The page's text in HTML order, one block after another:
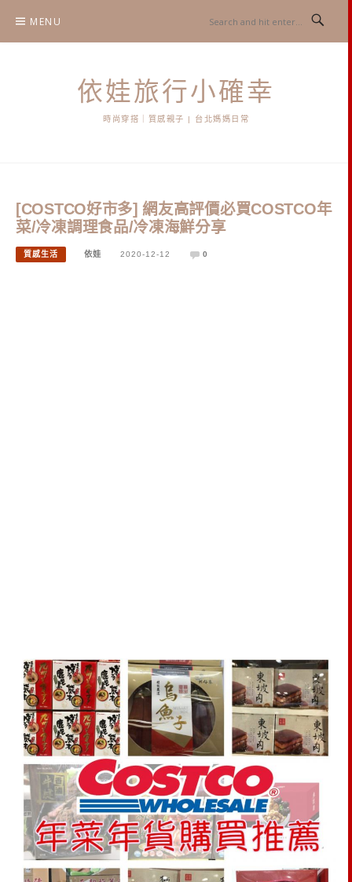
content
MENU
依娃旅行小確幸
時尚穿搭｜質感親子 | 台北媽媽日常
[COSTCO好市多] 網友高評價必買COSTCO年
菜/冷凍調理食品/冷凍海鮮分享
質感生活 依娃 2020-12-12 0